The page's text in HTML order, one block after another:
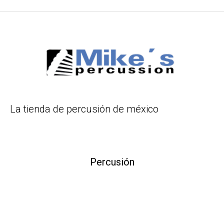
La tienda de percusión de méxico
Percusión